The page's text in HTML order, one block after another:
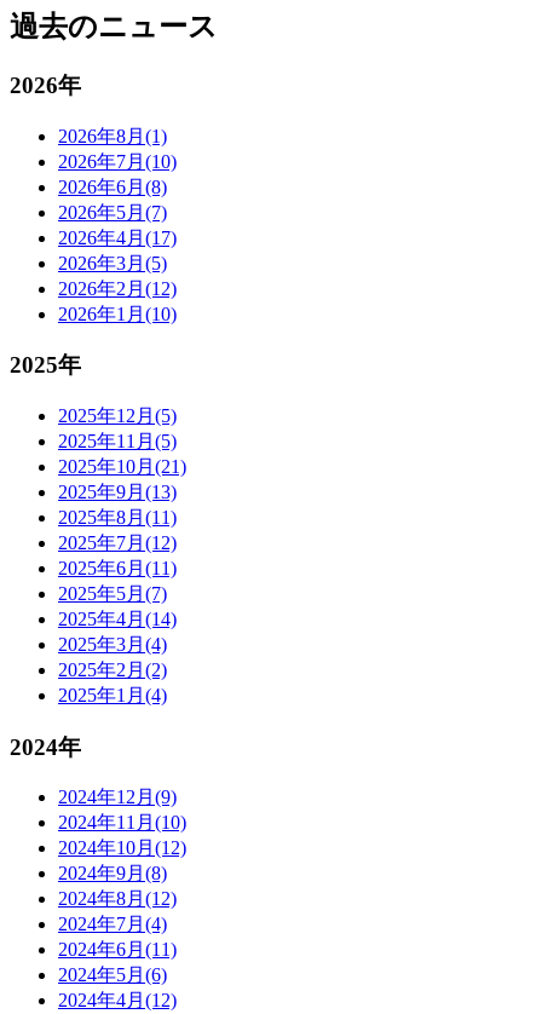
過去のニュース
2026年
2026年8月(1)
2026年7月(10)
2026年6月(8)
2026年5月(7)
2026年4月(17)
2026年3月(5)
2026年2月(12)
2026年1月(10)
2025年
2025年12月(5)
2025年11月(5)
2025年10月(21)
2025年9月(13)
2025年8月(11)
2025年7月(12)
2025年6月(11)
2025年5月(7)
2025年4月(14)
2025年3月(4)
2025年2月(2)
2025年1月(4)
2024年
2024年12月(9)
2024年11月(10)
2024年10月(12)
2024年9月(8)
2024年8月(12)
2024年7月(4)
2024年6月(11)
2024年5月(6)
2024年4月(12)